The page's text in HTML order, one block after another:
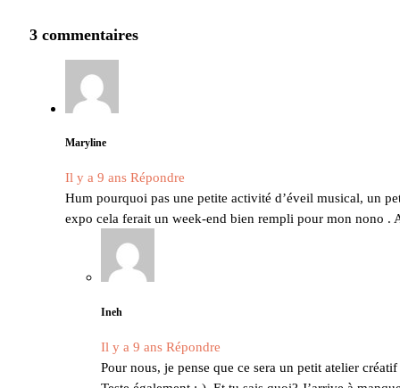
3 commentaires
Maryline
Il y a 9 ans Répondre
Hum pourquoi pas une petite activité d’éveil musical, un
expo cela ferait un week-end bien rempli pour mon nono
Ineh
Il y a 9 ans Répondre
Pour nous, je pense que ce sera un petit atelier